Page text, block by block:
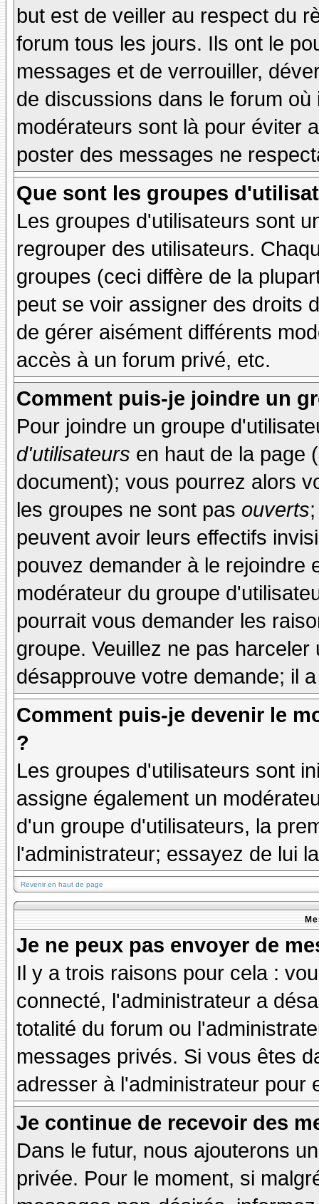
but est de veiller au respect du
forum tous les jours. Ils ont le
messages et de verrouiller,
de discussions dans le forum
modérateurs sont là pour éviter
poster des messages ne
Que sont les groupes
Les groupes d'utilisateurs sont
regrouper des utilisateurs.
groupes (ceci diffère de la
peut se voir assigner des droits
de gérer aisément différents
accès à un forum privé, etc.
Comment puis-je joindre un
Pour joindre un groupe
d'utilisateurs en haut de la page
document); vous pourrez alors
les groupes ne sont pas ouverts
peuvent avoir leurs effectifs
pouvez demander à le rejoindre
modérateur du groupe
pourrait vous demander les
groupe. Veuillez ne pas
désapprouve votre demande; il
Comment puis-je devenir le
?
Les groupes d'utilisateurs sont
assigne également un
d'un groupe d'utilisateurs, la
l'administrateur; essayez de lui
Revenir en haut de page
Je ne peux pas envoyer de
Il y a trois raisons pour cela :
connecté, l'administrateur a
totalité du forum ou
messages privés. Si vous êtes
adresser à l'administrateur pour
Je continue de recevoir des
Dans le futur, nous ajouterons
privée. Pour le moment, si